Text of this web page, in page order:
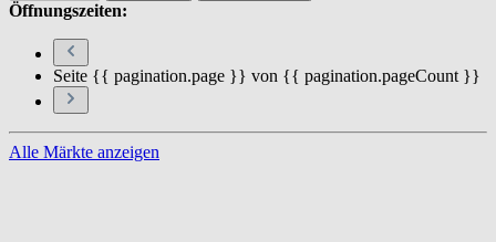
Öffnungszeiten:
Seite {{ pagination.page }} von {{ pagination.pageCount }}
Alle Märkte anzeigen